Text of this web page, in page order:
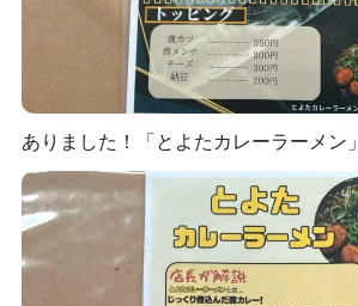
ありました！「とよたカレーラーメン」